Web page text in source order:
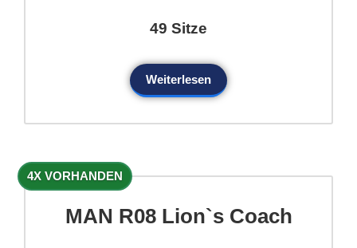
49 Sitze
Weiterlesen
4X VORHANDEN
MAN R08 Lion`s Coach